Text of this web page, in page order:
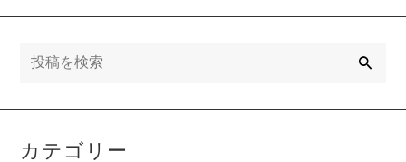
快適なキャン
カテゴリー